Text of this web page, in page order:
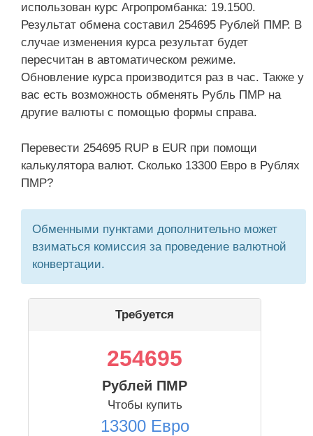
использован курс Агропромбанка: 19.1500.
Результат обмена составил 254695 Рублей ПМР. В
случае изменения курса результат будет
пересчитан в автоматическом режиме.
Обновление курса производится раз в час. Также у
вас есть возможность обменять Рубль ПМР на
другие валюты с помощью формы справа.
Перевести 254695 RUP в EUR при помощи
калькулятора валют. Сколько 13300 Евро в Рублях
ПМР?
Обменными пунктами дополнительно может
взиматься комиссия за проведение валютной
конвертации.
Требуется
254695
Рублей ПМР
Чтобы купить
13300 Евро